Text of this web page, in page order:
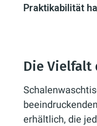
Praktikabilität
Die Vielfalt
erhältlich, die